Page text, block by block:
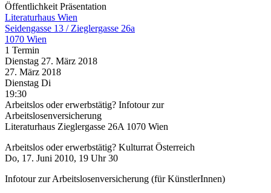
Öffentlichkeit Präsentation
Literaturhaus Wien
Seidengasse 13 / Zieglergasse 26a
1070 Wien
1 Termin
Dienstag 27. März 2018
27. März 2018
Dienstag Di
19:30
Arbeitslos oder erwerbstätig? Infotour zur
Arbeitslosenversicherung
Literaturhaus Zieglergasse 26A 1070 Wien
Arbeitslos oder erwerbstätig? Kulturrat Österreich
Do, 17. Juni 2010, 19 Uhr 30
Infotour zur Arbeitslosenversicherung (für KünstlerInnen)